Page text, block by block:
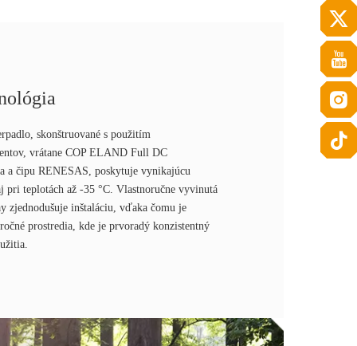
skonštruované s použitím
vrátane COP ELAND Full DC
a čipu RENESAS, poskytuje vynikajúcu
pri teplotách až -35 °C. Vlastnoručne vyvinutá
zjednodušuje inštaláciu, vďaka čomu je
prostredia, kde je prvoradý konzistentný